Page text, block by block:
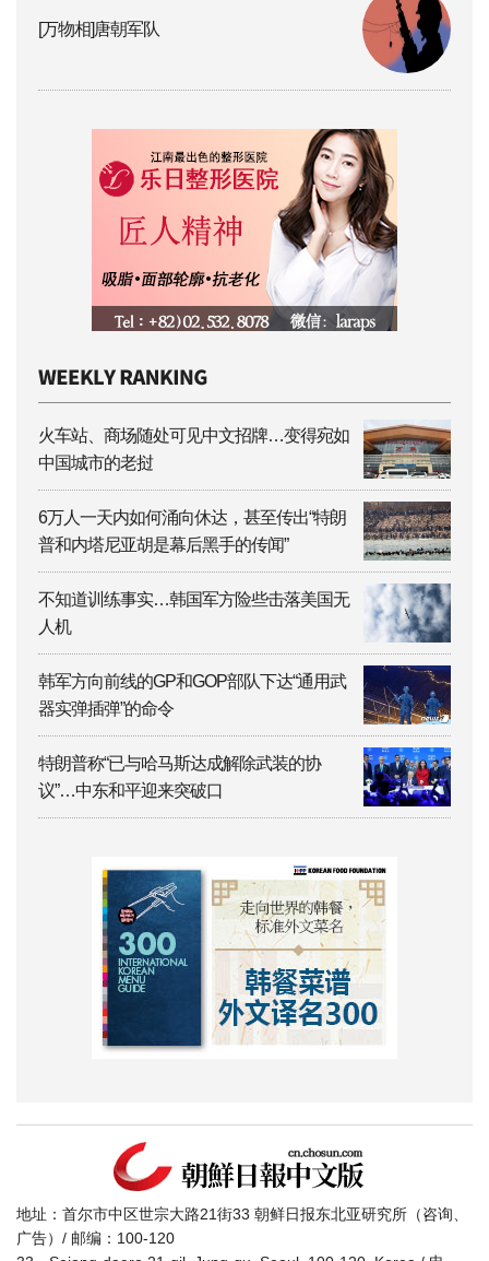
[万物相]唐朝军队
火车站、商场随处可见中文招牌…变得宛如
中国城市的老挝
6万人一天内如何涌向休达，甚至传出“特朗
普和内塔尼亚胡是幕后黑手的传闻”
不知道训练事实…韩国军方险些击落美国无
人机
韩军方向前线的GP和GOP部队下达“通用武
器实弹插弹”的命令
特朗普称“已与哈马斯达成解除武装的协
议”…中东和平迎来突破口
地址：首尔市中区世宗大路21街33 朝鲜日报东北亚研究所（咨询、
广告）/ 邮编：100-120